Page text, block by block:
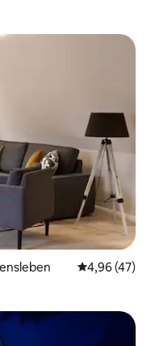
Évaluation
4,96 (47)